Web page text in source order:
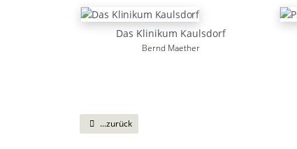
Das Klinikum Kaulsdorf
Bernd Maether
...zurück